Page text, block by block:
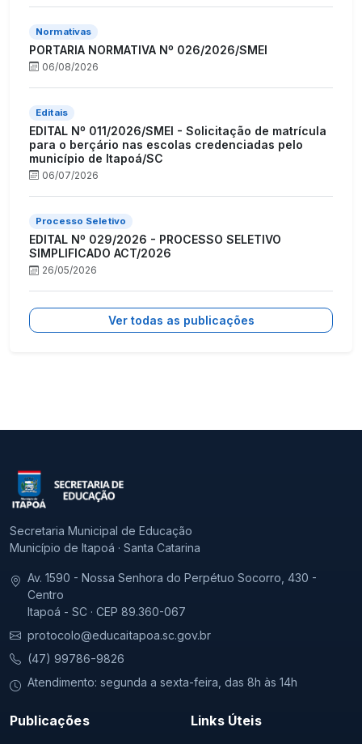
Normativas
PORTARIA NORMATIVA Nº 026/2026/SMEI
06/08/2026
Editais
EDITAL Nº 011/2026/SMEI - Solicitação de matrícula
para o berçário nas escolas credenciadas pelo
município de Itapoá/SC
06/07/2026
Processo Seletivo
EDITAL Nº 029/2026 - PROCESSO SELETIVO
SIMPLIFICADO ACT/2026
26/05/2026
Ver todas as publicações
Secretaria Municipal de Educação
Município de Itapoá · Santa Catarina
Av. 1590 - Nossa Senhora do Perpétuo Socorro, 430 -
Centro
Itapoá - SC · CEP 89.360-067
protocolo@educaitapoa.sc.gov.br
(47) 99786-9826
Atendimento: segunda a sexta-feira, das 8h às 14h
Publicações Links Úteis